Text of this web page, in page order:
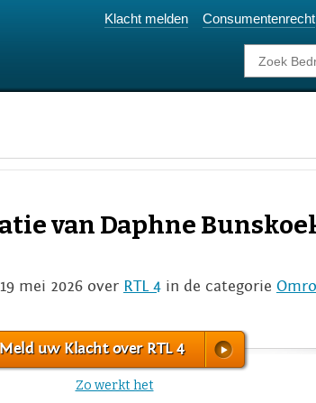
Klacht melden Consumentenrecht
van Daphne
mei 2026 over RTL 4 in de categorie
Meld uw Klacht over RTL 4
Zo werkt het